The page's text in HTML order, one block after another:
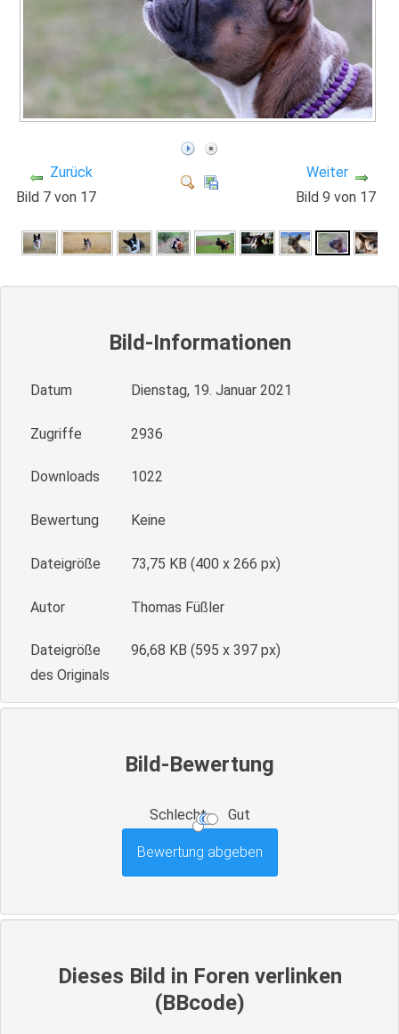
Zurück
Bild 7 von 17
Weiter
Bild 9 von 17
Bild-Informationen
Datum Dienstag, 19. Januar 2021
Zugriffe 2936
Downloads 1022
Bewertung Keine
Dateigröße 73,75 KB (400 x 266 px)
Autor Thomas Füßler
Dateigröße
des Originals
96,68 KB (595 x 397 px)
Bild-Bewertung
Schlecht Gut
Dieses Bild in Foren verlinken
(BBcode)